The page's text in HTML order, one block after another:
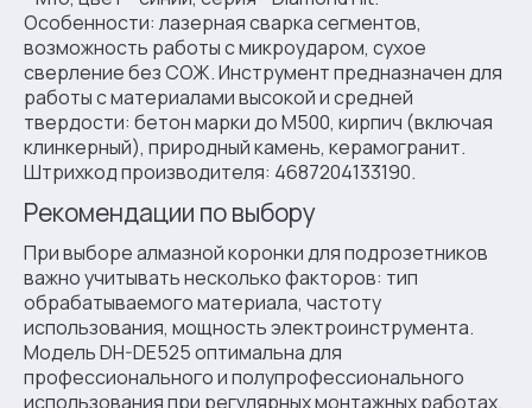
Особенности: лазерная сварка сегментов,
возможность работы с микроударом, сухое
сверление без СОЖ. Инструмент предназначен для
работы с материалами высокой и средней
твердости: бетон марки до М500, кирпич (включая
клинкерный), природный камень, керамогранит.
Штрихкод производителя: 4687204133190.
Рекомендации по выбору
При выборе алмазной коронки для подрозетников
важно учитывать несколько факторов: тип
обрабатываемого материала, частоту
использования, мощность электроинструмента.
Модель DH-DE525 оптимальна для
профессионального и полупрофессионального
использования при регулярных монтажных работах.